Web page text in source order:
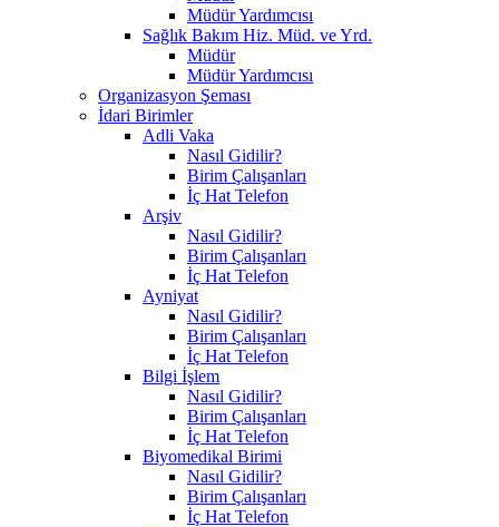
Müdür Yardımcısı
Sağlık Bakım Hiz. Müd. ve Yrd.
Müdür
Müdür Yardımcısı
Organizasyon Şeması
İdari Birimler
Adli Vaka
Nasıl Gidilir?
Birim Çalışanları
İç Hat Telefon
Arşiv
Nasıl Gidilir?
Birim Çalışanları
İç Hat Telefon
Ayniyat
Nasıl Gidilir?
Birim Çalışanları
İç Hat Telefon
Bilgi İşlem
Nasıl Gidilir?
Birim Çalışanları
İç Hat Telefon
Biyomedikal Birimi
Nasıl Gidilir?
Birim Çalışanları
İç Hat Telefon